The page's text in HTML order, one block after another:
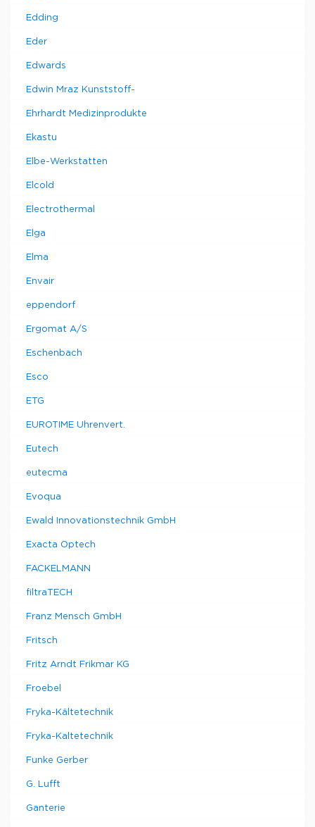
Edding
Eder
Edwards
Edwin Mraz Kunststoff-
Ehrhardt Medizinprodukte
Ekastu
Elbe-Werkstatten
Elcold
Electrothermal
Elga
Elma
Envair
eppendorf
Ergomat A/S
Eschenbach
Esco
ETG
EUROTIME Uhrenvert.
Eutech
eutecma
Evoqua
Ewald Innovationstechnik GmbH
Exacta Optech
FACKELMANN
filtraTECH
Franz Mensch GmbH
Fritsch
Fritz Arndt Frikmar KG
Froebel
Fryka-Kältetechnik
Fryka-Kaltetechnik
Funke Gerber
G. Lufft
Ganterie